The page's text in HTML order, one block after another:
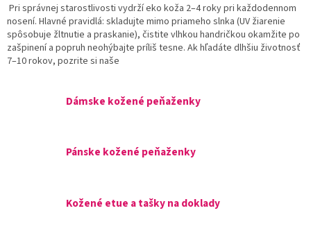
Pri správnej starostlivosti vydrží eko koža 2–4 roky pri každodennom
nosení. Hlavné pravidlá: skladujte mimo priameho slnka (UV žiarenie
spôsobuje žltnutie a praskanie), čistite vlhkou handričkou okamžite po
zašpinení a popruh neohýbajte príliš tesne. Ak hľadáte dlhšiu životnosť
7–10 rokov, pozrite si naše
Dámske kožené peňaženky
Pánske kožené peňaženky
Kožené etue a tašky na doklady